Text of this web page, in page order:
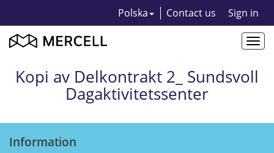
Polska Contact us Sign in
Kopi av Delkontrakt 2_ Sundsvoll
Dagaktivitetssenter
Information